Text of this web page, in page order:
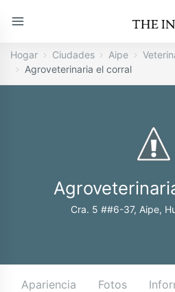
Hogar Ciudades Aipe
Agroveterinaria el corral
Cra. 5 ##6-37, Aipe,
Apariencia Fotos